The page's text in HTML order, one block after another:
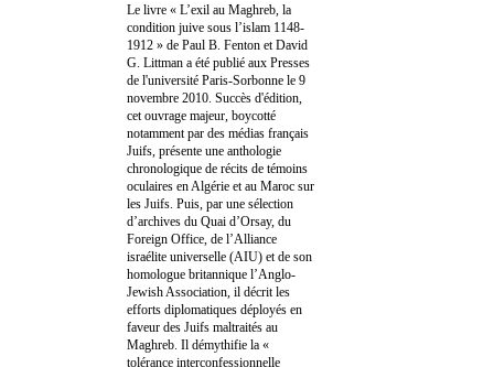
Le livre « L’exil au Maghreb, la
condition juive sous l’islam 1148-
1912 » de Paul B. Fenton et David
G. Littman a été publié aux Presses
de l'université Paris-Sorbonne le 9
novembre 2010. Succès d'édition,
cet ouvrage majeur, boycotté
notamment par des médias français
Juifs, présente une anthologie
chronologique de récits de témoins
oculaires en Algérie et au Maroc sur
les Juifs. Puis, par une sélection
d’archives du Quai d’Orsay, du
Foreign Office, de l’Alliance
israélite universelle (AIU) et de son
homologue britannique l’Anglo-
Jewish Association, il décrit les
efforts diplomatiques déployés en
faveur des Juifs maltraités au
Maghreb. Il démythifie la «
tolérance interconfessionnelle